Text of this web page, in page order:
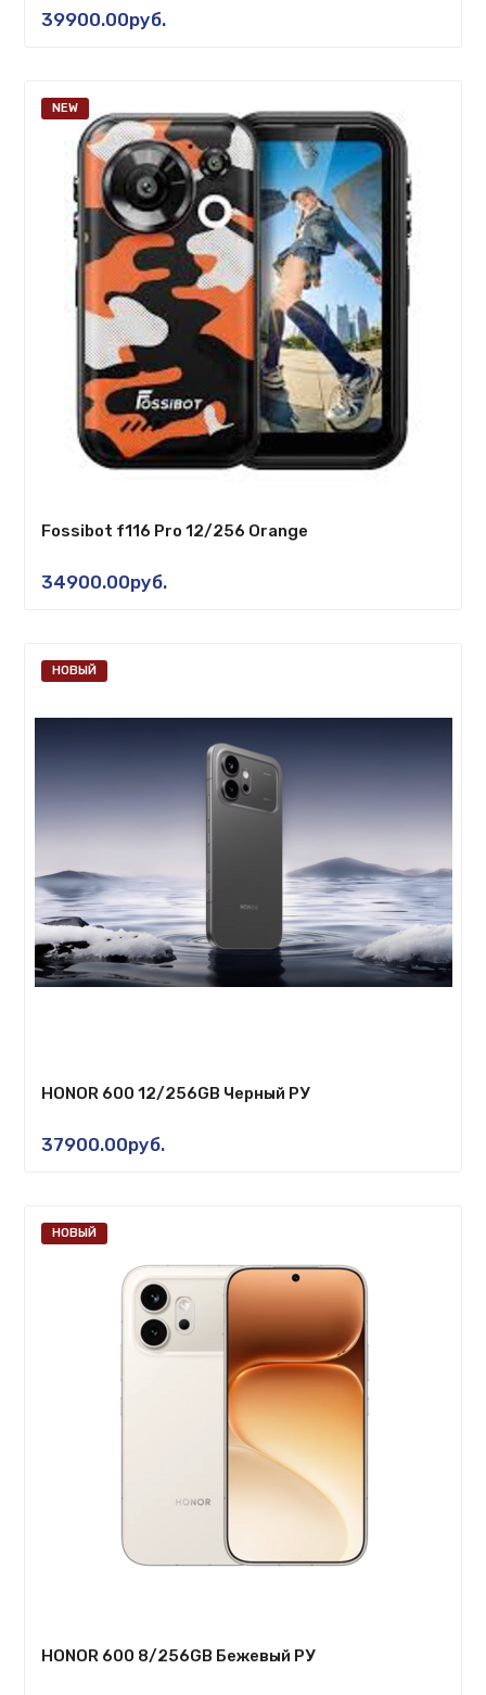
39900.00руб.
NEW
Fossibot f116 Pro 12/256 Orange
34900.00руб.
НОВЫЙ
HONOR 600 12/256GB Черный РУ
37900.00руб.
НОВЫЙ
HONOR 600 8/256GB Бежевый РУ